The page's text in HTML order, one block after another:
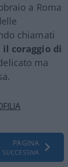
a Roma
chiamati
il coraggio di
ma
PAGINA
SUCCESSIVA